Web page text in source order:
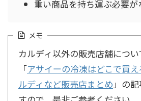
重い商品を持ち運ぶ必要が
メモ
カルディ以外の販売店舗につ
「アサイーの冷凍はどこで買
ルディなど販売店まとめ 」の